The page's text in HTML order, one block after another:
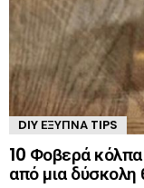
DIY ΈΞΥΠΝΑ TIPS
10 Φοβερά
από μια